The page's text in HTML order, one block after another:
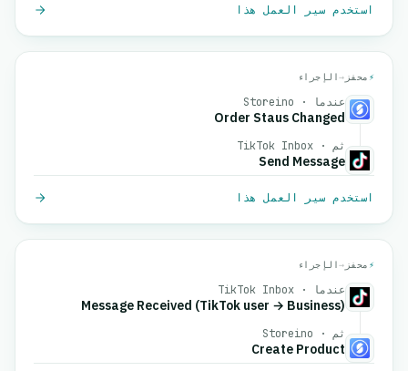
استخدم سير العمل هذا
⚡ محفز →الإجراء
عندما · Storeino
Order Staus Changed
ثم · TikTok Inbox
Send Message
استخدم سير العمل هذا
⚡ محفز →الإجراء
عندما · TikTok Inbox
Message Received (TikTok user → Business)
ثم · Storeino
Create Product